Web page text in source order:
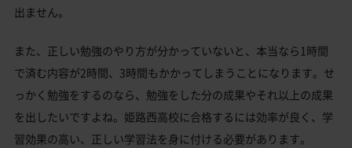
出ません。
また、正しい勉強のやり方が分かっていないと、本当なら1時間
で済む内容が2時間、3時間もかかってしまうことになります。せ
っかく勉強をするのなら、勉強をした分の成果やそれ以上の成果
を出したいですよね。姫路西高校に合格するには効率が良く、学
習効果の高い、正しい学習法を身に付ける必要があります。